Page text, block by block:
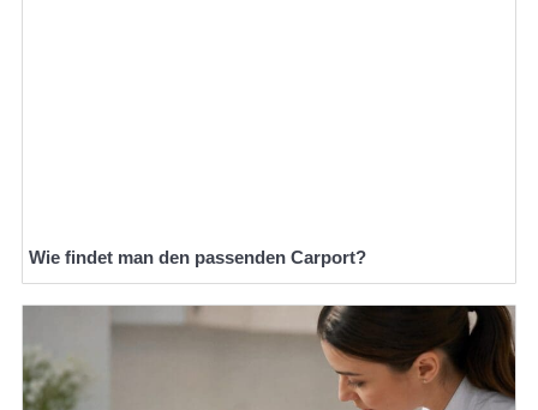
Wie findet man den passenden Carport?